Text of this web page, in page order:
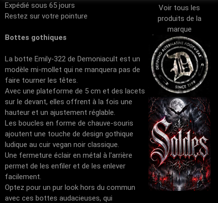
Voir tous les
produits de la
marque
Expédié sous 65 jours
Restez sur votre pointure
Bottes gothiques
La botte Emily-322 de Demoniacult est un
modèle mi-mollet qui ne manquera pas de
faire tourner les têtes.
Avec une plateforme de 5 cm et des lacets
sur le devant, elles offrent à la fois une
hauteur et un ajustement réglable.
Les boucles en forme de chauve-souris
ajoutent une touche de design gothique
ludique au cuir vegan noir classique.
Une fermeture éclair en métal à l'arrière
permet de les enfiler et de les enlever
facilement.
Optez pour un pur look hors du commun
avec ces bottes audacieuses, qui